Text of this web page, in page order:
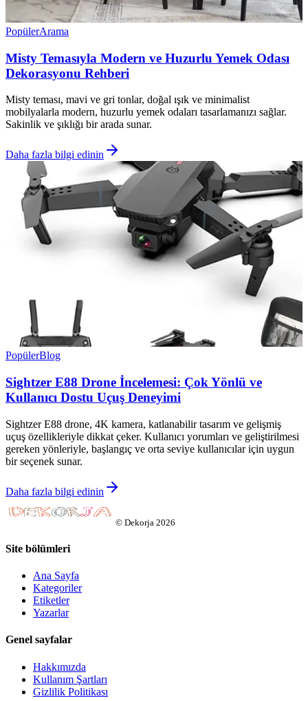
PopülerArama
Misty Temasıyla Modern ve Huzurlu Yemek Odası
Dekorasyonu Rehberi
Misty teması, mavi ve gri tonlar, doğal ışık ve minimalist
mobilyalarla modern, huzurlu yemek odaları tasarlamanızı sağlar.
Sakinlik ve şıklığı bir arada sunar.
Daha fazla bilgi edinin
PopülerBlog
Sightzer E88 Drone İncelemesi: Çok Yönlü ve
Kullanıcı Dostu Uçuş Deneyimi
Sightzer E88 drone, 4K kamera, katlanabilir tasarım ve gelişmiş
uçuş özellikleriyle dikkat çeker. Kullanıcı yorumları ve geliştirilmesi
gereken yönleriyle, başlangıç ve orta seviye kullanıcılar için uygun
bir seçenek sunar.
Daha fazla bilgi edinin
© Dekorja 2026
Site bölümleri
Ana Sayfa
Kategoriler
Etiketler
Yazarlar
Genel sayfalar
Hakkımızda
Kullanım Şartları
Gizlilik Politikası